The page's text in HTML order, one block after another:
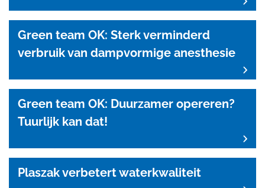
Green team OK: Sterk verminderd
verbruik van dampvormige anesthesie
Green team OK: Duurzamer opereren?
Tuurlijk kan dat!
Plaszak verbetert waterkwaliteit